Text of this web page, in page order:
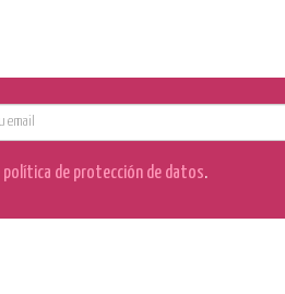
política de protección de datos.